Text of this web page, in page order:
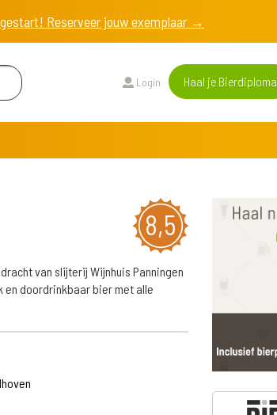
Reserveer jouw exemplaar →
Login Haal je Bierdiploma
8,5
van slijterij Wijnhuis Panningen
en doordrinkbaar bier met alle